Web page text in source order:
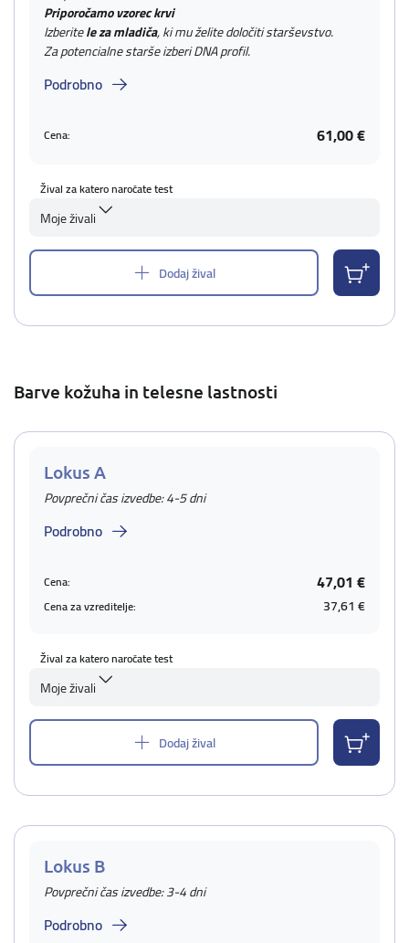
Priporočamo vzorec krvi
Izberitele za mladiča, ki mu želite določiti starševstvo.
Za potencialne starše izberi DNA profil.
Podrobno
Cena: 61,00 €
Žival za katero naročate test
Moje živali
Dodaj žival
Barve kožuha in telesne lastnosti
Lokus A
Povprečni čas izvedbe: 4-5 dni
Podrobno
Cena: 47,01 €
Cena za vzreditelje: 37,61 €
Žival za katero naročate test
Moje živali
Dodaj žival
Lokus B
Povprečni čas izvedbe: 3-4 dni
Podrobno